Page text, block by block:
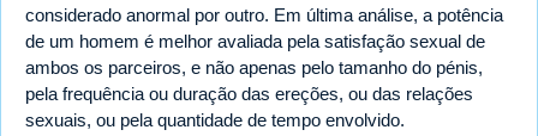
considerado anormal por outro. Em última análise, a potência
de um homem é melhor avaliada pela satisfação sexual de
ambos os parceiros, e não apenas pelo tamanho do pénis,
pela frequência ou duração das ereções, ou das relações
sexuais, ou pela quantidade de tempo envolvido.